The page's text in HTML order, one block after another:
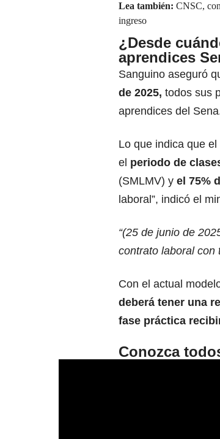
Lea también: CNSC,
ingreso
¿Desde
aprendices
Sanguino aseguró
de 2025, todos sus
aprendices del
Lo que indica que
el periodo de
(SMLMV) y el 75%
laboral”, indicó el
“(25 de junio de
contrato laboral con
Con el actual
deberá tener una
fase práctica
Conozca